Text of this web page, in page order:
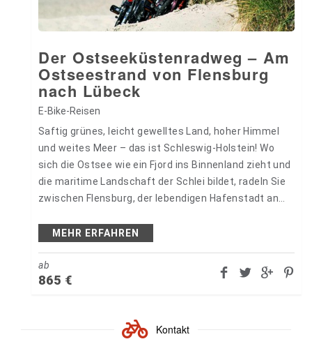
Der Ostseeküstenradweg – Am
Ostseestrand von Flensburg
nach Lübeck
E-Bike-Reisen
Saftig grünes, leicht gewelltes Land, hoher Himmel
und weites Meer – das ist Schleswig-Holstein! Wo
sich die Ostsee wie ein Fjord ins Binnenland zieht und
die maritime Landschaft der Schlei bildet, radeln Sie
zwischen Flensburg, der lebendigen Hafenstadt an
MEHR ERFAHREN
ab
865 €
Kontakt